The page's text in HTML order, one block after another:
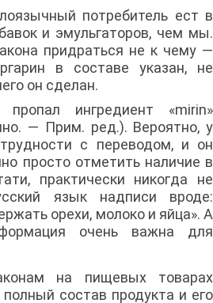
потребитель ест в
и эмульгаторов, чем мы.
придраться не к чему —
в составе указан, не
он сделан.
ингредиент «mirin»
— Прим. ред.). Вероятно, у
с переводом, и он
просто отметить наличие в
практически никогда не
язык надписи вроде:
орехи, молоко и яйца». А
очень важна для
на пищевых товарах
состав продукта и его